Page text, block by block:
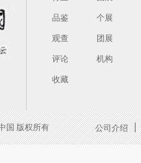
品鉴
观查
评论
收藏
个展
团展
机构
国 版权所有 公司介绍